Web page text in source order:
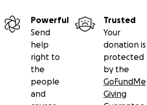
Powerful
Send
help
right to
the
people
and
Trusted
Your
donation is
protected
by the
GoFundMe
Giving